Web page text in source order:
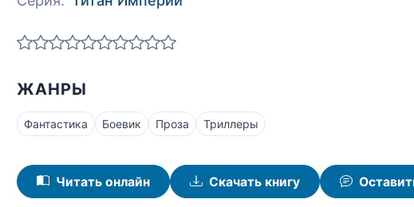
ЖАНРЫ
Фантастика Боевик Проза Триллеры
Читать онлайн Скачать книгу